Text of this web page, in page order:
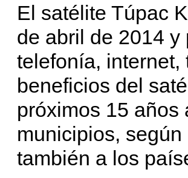
El satélite Túpac
de abril de 2014
telefonía,
beneficios del
próximos 15 años
municipios,
también a los